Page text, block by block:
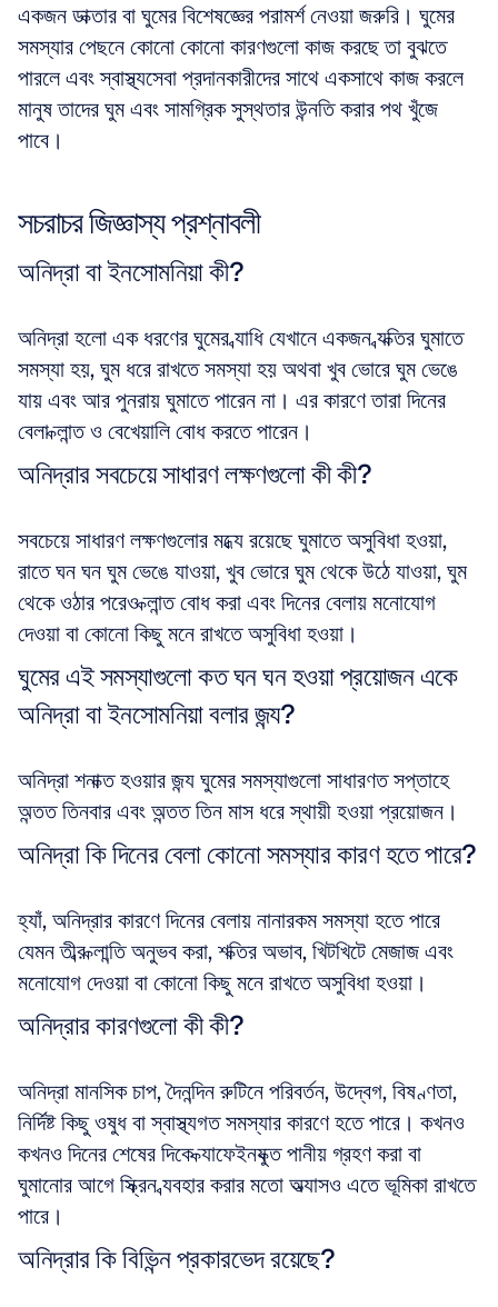
একজন ডাক্তার বা ঘুমের বিশেষজ্ঞের পরামর্শ নেওয়া জরুরি। ঘুমের
সমস্যার পেছনে কোনো কোনো কারণগুলো কাজ করছে তা বুঝতে
পারলে এবং স্বাস্থ্যসেবা প্রদানকারীদের সাথে একসাথে কাজ করলে
মানুষ তাদের ঘুম এবং সামগ্রিক সুস্থতার উন্নতি করার পথ খুঁজে
পাবে।
সচরাচর জিজ্ঞাস্য প্রশ্নাবলী
অনিদ্রা বা ইনসোমনিয়া কী?
অনিদ্রা হলো এক ধরণের ঘুমের ব্যাধি যেখানে একজন ব্যক্তির ঘুমাতে
সমস্যা হয়, ঘুম ধরে রাখতে সমস্যা হয় অথবা খুব ভোরে ঘুম ভেঙে
যায় এবং আর পুনরায় ঘুমাতে পারেন না। এর কারণে তারা দিনের
বেলা ক্লান্ত ও বেখেয়ালি বোধ করতে পারেন।
অনিদ্রার সবচেয়ে সাধারণ লক্ষণগুলো কী কী?
সবচেয়ে সাধারণ লক্ষণগুলোর মধ্যে রয়েছে ঘুমাতে অসুবিধা হওয়া,
রাতে ঘন ঘন ঘুম ভেঙে যাওয়া, খুব ভোরে ঘুম থেকে উঠে যাওয়া, ঘুম
থেকে ওঠার পরেও ক্লান্ত বোধ করা এবং দিনের বেলায় মনোযোগ
দেওয়া বা কোনো কিছু মনে রাখতে অসুবিধা হওয়া।
ঘুমের এই সমস্যাগুলো কত ঘন ঘন হওয়া প্রয়োজন একে
অনিদ্রা বা ইনসোমনিয়া বলার জন্য?
অনিদ্রা শনাক্ত হওয়ার জন্য ঘুমের সমস্যাগুলো সাধারণত সপ্তাহে
অন্তত তিনবার এবং অন্তত তিন মাস ধরে স্থায়ী হওয়া প্রয়োজন।
অনিদ্রা কি দিনের বেলা কোনো সমস্যার কারণ হতে পারে?
হ্যাঁ, অনিদ্রার কারণে দিনের বেলায় নানারকম সমস্যা হতে পারে
যেমন তীব্র ক্লান্তি অনুভব করা, শক্তির অভাব, খিটখিটে মেজাজ এবং
মনোযোগ দেওয়া বা কোনো কিছু মনে রাখতে অসুবিধা হওয়া।
অনিদ্রার কারণগুলো কী কী?
অনিদ্রা মানসিক চাপ, দৈনন্দিন রুটিনে পরিবর্তন, উদ্বেগ, বিষণ্ণতা,
নির্দিষ্ট কিছু ওষুধ বা স্বাস্থ্যগত সমস্যার কারণে হতে পারে। কখনও
কখনও দিনের শেষের দিকে ক্যাফেইনযুক্ত পানীয় গ্রহণ করা বা
ঘুমানোর আগে স্ক্রিন ব্যবহার করার মতো অভ্যাসও এতে ভূমিকা রাখতে
পারে।
অনিদ্রার কি বিভিন্ন প্রকারভেদ রয়েছে?